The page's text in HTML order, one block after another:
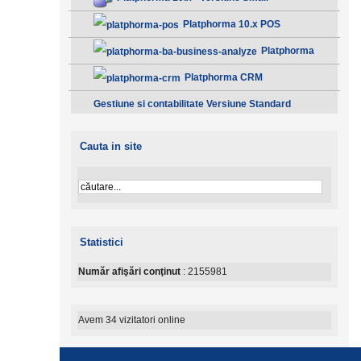
Platphorma 10.x POS
Platphorma
B.A. Analiza afacerii - ClasicPlatphorma CRM
Gestiune si contabilitate Versiune Standard
Cauta in site
Statistici
Număr afişări conţinut : 2155981
Avem 34 vizitatori online